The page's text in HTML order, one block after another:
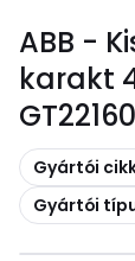
ABB -
karakt
Másolás
Gyártói
Másolás
Gyártói